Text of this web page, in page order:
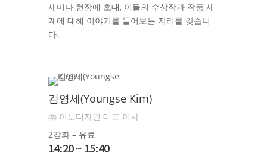
세미나 현장에 초대, 이들의 수상작과 작품 세
계에 대해 이야기를 들어보는 자리를 갖습니
다.
김영세(Youngse Kim)
㈜ 이노디자인 대표 이사
2강좌 – 유료
14:20 ~ 15:40